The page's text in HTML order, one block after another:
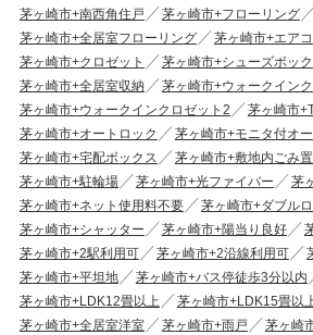
茅ヶ崎市+南西角住戸
茅ヶ崎市+フローリング
茅ヶ崎市+全居室フローリング
茅ヶ崎市+エア
茅ヶ崎市+クロゼット
茅ヶ崎市+シューズボッ
茅ヶ崎市+全居室収納
茅ヶ崎市+ウォークイン
茅ヶ崎市+ウォークインクロゼット2
茅ヶ崎市
茅ヶ崎市+オートロック
茅ヶ崎市+モニタ付オ
茅ヶ崎市+宅配ボックス
茅ヶ崎市+敷地内ごみ
茅ヶ崎市+駐輪場
茅ヶ崎市+光ファイバー
茅
茅ヶ崎市+ネット使用料不要
茅ヶ崎市+ダブル
茅ヶ崎市+シャッター
茅ヶ崎市+陽当り良好
茅ヶ崎市+2駅利用可
茅ヶ崎市+2沿線利用可
茅ヶ崎市+平坦地
茅ヶ崎市+バス停徒歩3分以内
茅ヶ崎市+LDK12畳以上
茅ヶ崎市+LDK15畳以
茅ヶ崎市+全居室洋室
茅ヶ崎市+雨戸
茅ヶ崎